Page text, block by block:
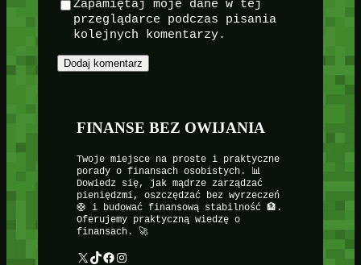
Zapamiętaj moje dane w tej
przeglądarce podczas pisania
kolejnych komentarzy.
FINANSE BEZ OWIJANIA
Twoje miejsce na proste i praktyczne
porady o finansach osobistych. 📊
Dowiedz się, jak mądrze zarządzać
pieniędzmi, oszczędzać bez wyrzeczeń
🛟 i budować finansową stabilność 🏦.
Oferujemy praktyczną wiedzę o
finansach. 🚀
X TikTok Facebook Instagram